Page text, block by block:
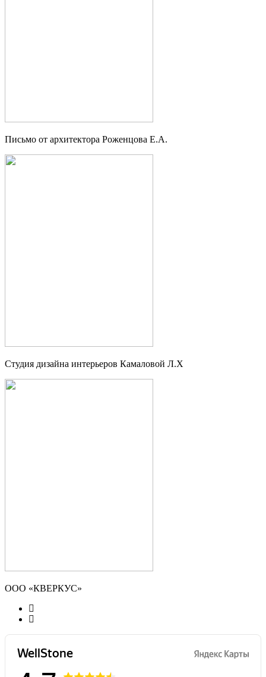
Письмо от архитектора Роженцова Е.А.
Студия дизайна интерьеров Камаловой Л.Х
ООО «КВЕРКУС»